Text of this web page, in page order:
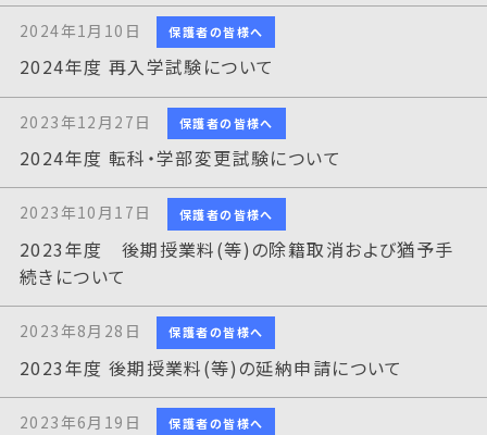
2024年1月10日 保護者の皆様へ
2024年度 再入学試験について
2023年12月27日 保護者の皆様へ
2024年度 転科・学部変更試験について
2023年10月17日 保護者の皆様へ
2023年度 後期授業料(等)の除籍取消および猶予手
続きについて
2023年8月28日 保護者の皆様へ
2023年度 後期授業料(等)の延納申請について
2023年6月19日 保護者の皆様へ